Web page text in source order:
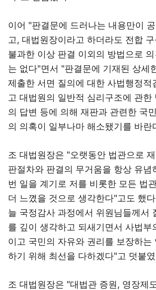
이어 "판결문에 드러나는 내용만이
고, 대법원장이라고 하더라도 전합
불과한 이상 판결 이외의 방법으로
는 없다"면서 "판결문에 기재된 상세
제출한 서면 질의에 대한 사법행정적
고 대법원의 일반적 심리구조에 관한
의 답변 등에 의해 재판과 관련한 국
의 의혹이 일부나마 해소됐기를 바란
조 대법원장은 "오랫동안 법관으로
판절차와 판결의 무거움을 항상 유념
번 일을 계기로 저를 비롯한 모든 법
더 느꼈을 것으로 생각한다"고도 했
늘 국정감사 과정에서 위원님들께서
를 깊이 생각하고 되새기면서 사법부
이고 국민의 자유와 권리를 보장하는
하기 위해 최선을 다하겠다"고 덧붙
조 대법원장은 "대법관 증원, 영장제